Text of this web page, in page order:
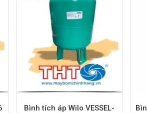
Bình tích áp Wilo VESSEL-